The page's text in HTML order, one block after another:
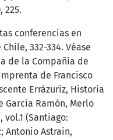
225.
conferencias en
332-334. Véase
de la Compañía de
de Francisco
Errázuriz, Historia
García Ramón, Merlo
vol.1 (Santiago:
Antonio Astrain,